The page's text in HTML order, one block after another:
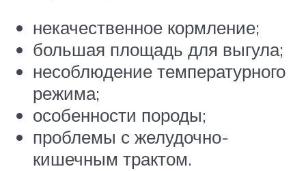
некачественное кормление;
большая площадь для выгула;
несоблюдение температурного
режима;
особенности породы;
проблемы с желудочно-
кишечным трактом.